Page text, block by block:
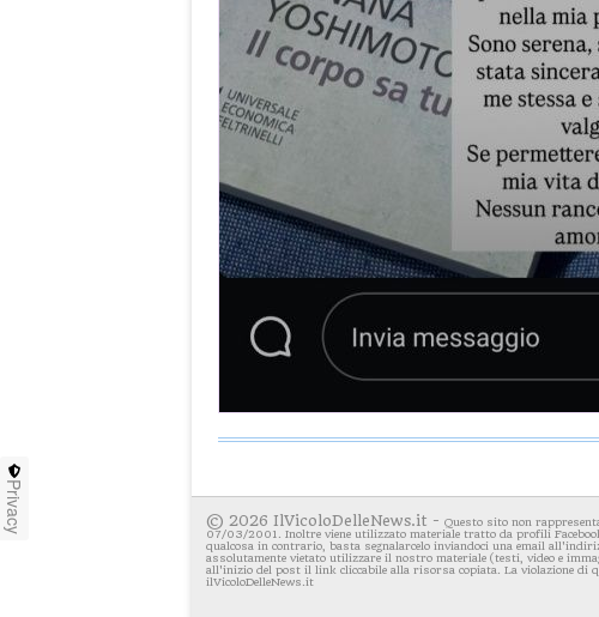
© 2026 IlVicoloDelleNews.it - Questo sito non
07/03/2001. Inoltre viene utilizzato materiale tratto da profili
qualcosa in contrario, basta segnalarcelo inviandoci una email
assolutamente vietato utilizzare il nostro materiale (testi, video e
all'inizio del post il link cliccabile alla risorsa copiata. La violazione di
ilVicoloDelleNews.it
Privacy